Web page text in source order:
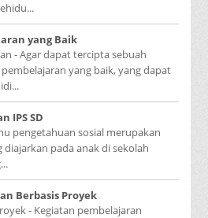
yang Baik
- Agar dapat tercipta sebuah
yang baik, yang dapat
IPS SD
pengetahuan sosial merupakan
diajarkan pada anak di sekolah
Berbasis Proyek
- Kegiatan pembelajaran